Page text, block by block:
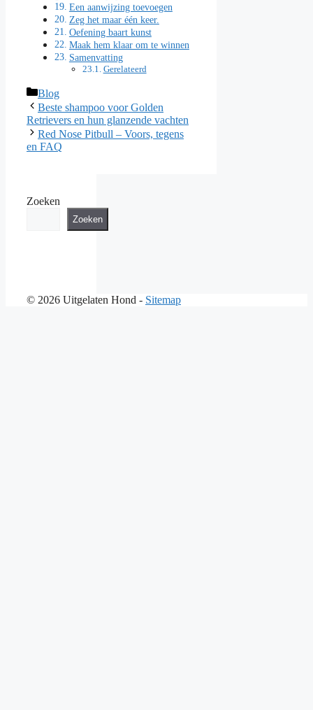
Een aanwijzing toevoegen
Zeg het maar één keer.
Oefening baart kunst
Maak hem klaar om te winnen
Samenvatting
Gerelateerd
Categorieën
Blog
Beste shampoo voor Golden
Retrievers en hun glanzende vachten
Red Nose Pitbull – Voors, tegens
en FAQ
Zoeken
Zoeken
© 2026 Uitgelaten Hond - Sitemap